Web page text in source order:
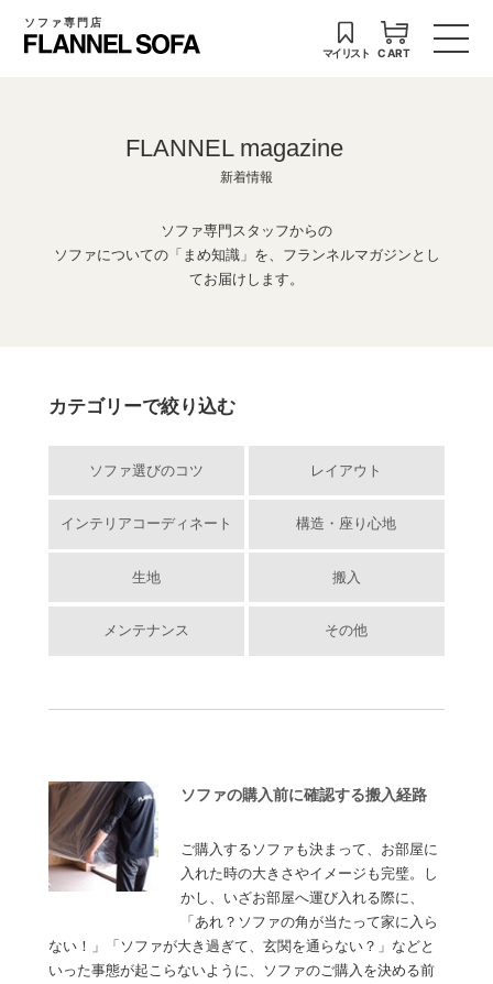
ソファ専門店
マイリスト CART
FLANNEL magazine
新着情報
ソファ専門スタッフからの
ソファについての「まめ知識」を、フランネルマガジンとし
てお届けします。
カテゴリーで絞り込む
ソファ選びのコツ レイアウト
インテリアコーディネート 構造・座り心地
生地 搬入
メンテナンス その他
ソファの購入前に確認する搬入経路
ご購入するソファも決まって、お部屋に
入れた時の大きさやイメージも完璧。し
かし、いざお部屋へ運び入れる際に、
「あれ？ソファの角が当たって家に入ら
ない！」「ソファが大き過ぎて、玄関を通らない？」などと
いった事態が起こらないように、ソファのご購入を決める前